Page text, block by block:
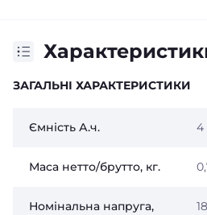
ЗАГАЛЬНІ ХАРАКТЕРИСТИКИ
Ємність А.ч. 4
Маса нетто/брутто, кг.
Номінальна напруга,
18